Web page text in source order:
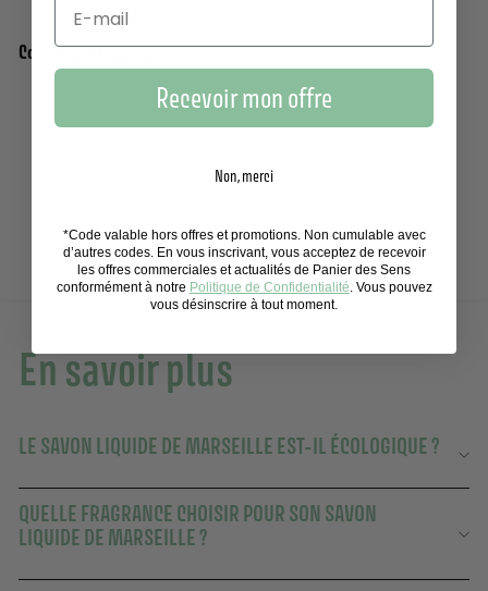
Complétez la routine
En savoir plus
LE SAVON LIQUIDE DE MARSEILLE EST-IL ÉCOLOGIQUE ?
QUELLE FRAGRANCE CHOISIR POUR SON SAVON
LIQUIDE DE MARSEILLE ?
Recevoir mon offre
Non, merci
*Code valable hors offres et promotions. Non cumulable avec
d’autres codes. En vous inscrivant, vous acceptez de recevoir
les offres commerciales et actualités de Panier des Sens
conformément à notre Politique de Confidentialité . Vous pouvez
vous désinscrire à tout moment.